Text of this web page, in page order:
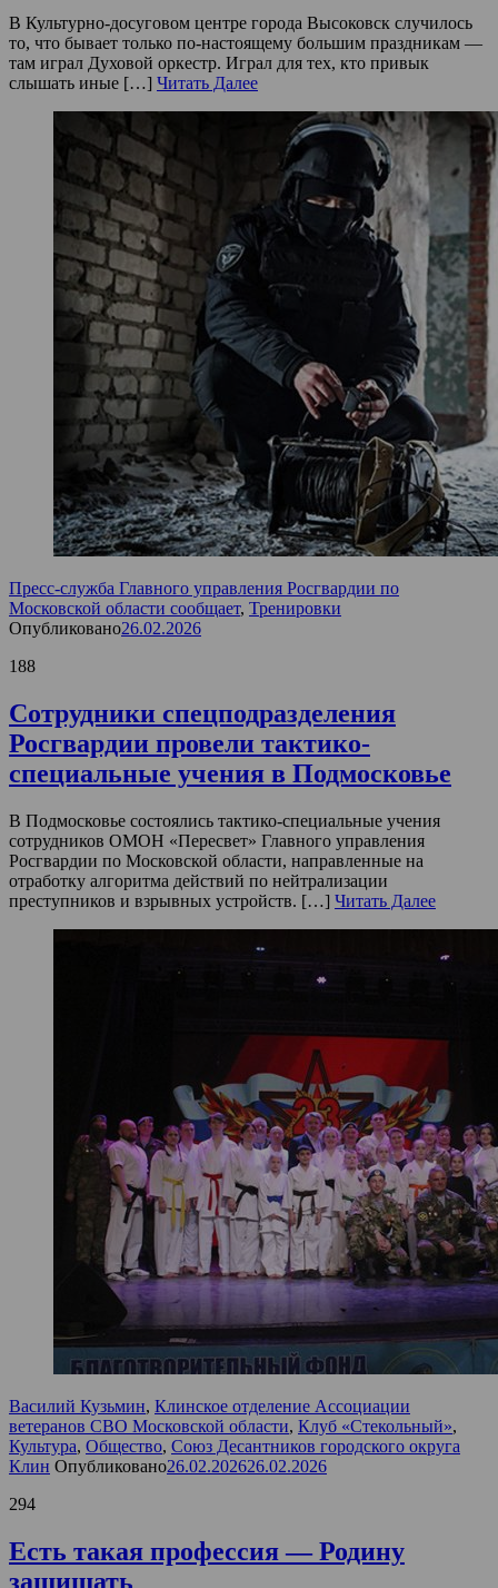
В Культурно-досуговом центре города Высоковск случилось
то, что бывает только по-настоящему большим праздникам —
там играл Духовой оркестр. Играл для тех, кто привык
слышать иные […] Читать Далее
Пресс-служба Главного управления Росгвардии по
Московской области сообщает, Тренировки
Опубликовано26.02.2026
188
Сотрудники спецподразделения
Росгвардии провели тактико-
специальные учения в Подмосковье
В Подмосковье состоялись тактико-специальные учения
сотрудников ОМОН «Пересвет» Главного управления
Росгвардии по Московской области, направленные на
отработку алгоритма действий по нейтрализации
преступников и взрывных устройств. […] Читать Далее
Василий Кузьмин, Клинское отделение Ассоциации
ветеранов СВО Московской области, Клуб «Стекольный»,
Культура, Общество, Союз Десантников городского округа
Клин Опубликовано26.02.202626.02.2026
294
Есть такая профессия — Родину
защищать